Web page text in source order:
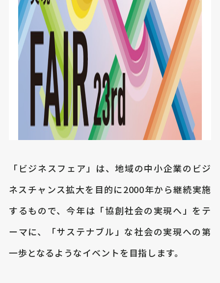
「ビジネスフェア」は、地域の中小企業のビジ
ネスチャンス拡大を目的に2000年から継続実施
するもので、今年は「協創社会の実現へ」をテ
ーマに、「サステナブル」な社会の実現への第
一歩となるようなイベントを目指します。